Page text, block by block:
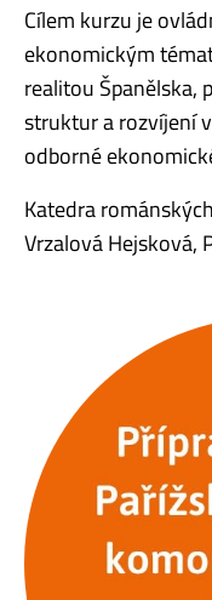
Cílem kurzu je
ekonomickým
realitou Španělska,
struktur a rozvíjení
odborné
Katedra
Vrzalová Hejsková,